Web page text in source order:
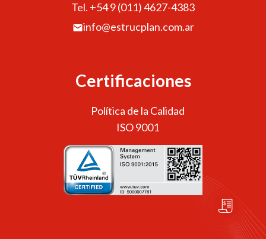
Tel. +54 9 (011) 4627-4383
info@estrucplan.com.ar
Certificaciones
Política de la Calidad
ISO 9001